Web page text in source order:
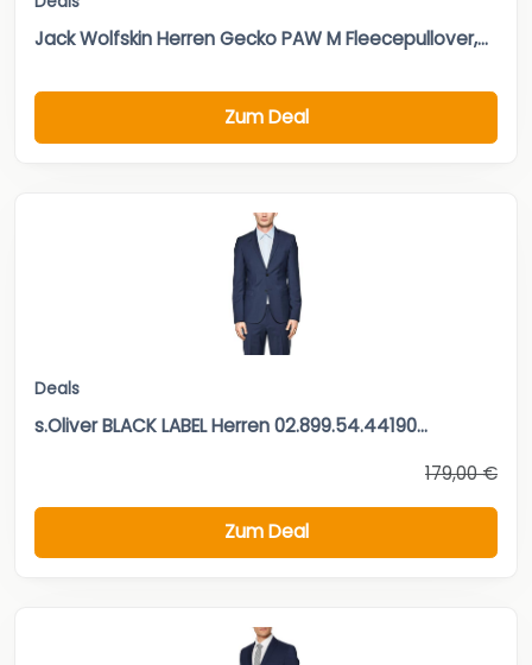
Jack Wolfskin Herren Gecko PAW M Fleecepullover,...
Zum Deal
Deals
s.Oliver BLACK LABEL Herren 02.899.54.44190...
179,00 €
Zum Deal